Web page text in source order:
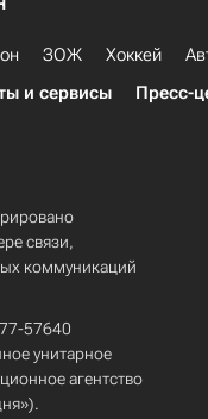
ЗОЖ Хоккей
и сервисы Пресс-
связи,
коммуникаций
57640
унитарное
агентство